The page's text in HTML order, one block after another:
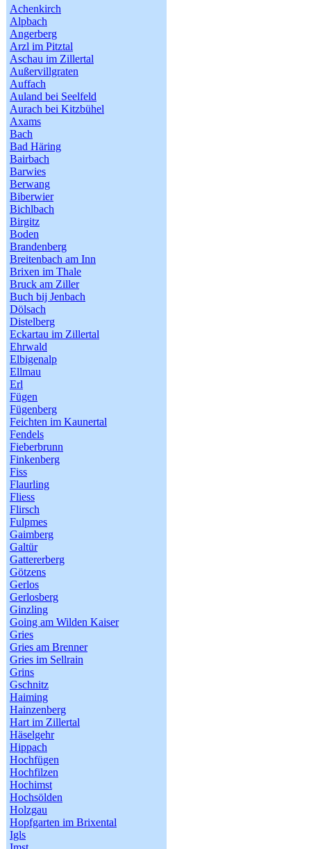
Achenkirch
Alpbach
Angerberg
Arzl im Pitztal
Aschau im Zillertal
Außervillgraten
Auffach
Auland bei Seelfeld
Aurach bei Kitzbühel
Axams
Bach
Bad Häring
Bairbach
Barwies
Berwang
Biberwier
Bichlbach
Birgitz
Boden
Brandenberg
Breitenbach am Inn
Brixen im Thale
Bruck am Ziller
Buch bij Jenbach
Dölsach
Distelberg
Eckartau im Zillertal
Ehrwald
Elbigenalp
Ellmau
Erl
Fügen
Fügenberg
Feichten im Kaunertal
Fendels
Fieberbrunn
Finkenberg
Fiss
Flaurling
Fliess
Flirsch
Fulpmes
Gaimberg
Galtür
Gattererberg
Götzens
Gerlos
Gerlosberg
Ginzling
Going am Wilden Kaiser
Gries
Gries am Brenner
Gries im Sellrain
Grins
Gschnitz
Haiming
Hainzenberg
Hart im Zillertal
Häselgehr
Hippach
Hochfügen
Hochfilzen
Hochimst
Hochsölden
Holzgau
Hopfgarten im Brixental
Igls